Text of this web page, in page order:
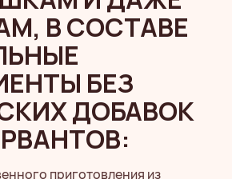
В СОСТАВЕ
БЕЗ
ДОБАВОК
приготовления из